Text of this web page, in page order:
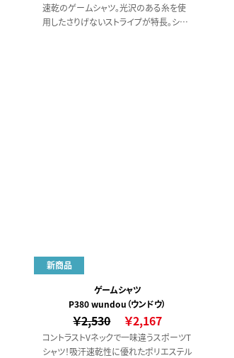
速乾のゲームシャツ。光沢のある糸を使
用したさりげないストライプが特長。シャ
新商品
ゲームシャツ
P380 wundou（ウンドウ）
￥2,530 ￥2,167
コントラストVネックで一味違うスポーツT
シャツ！吸汗速乾性に優れたポリエステル